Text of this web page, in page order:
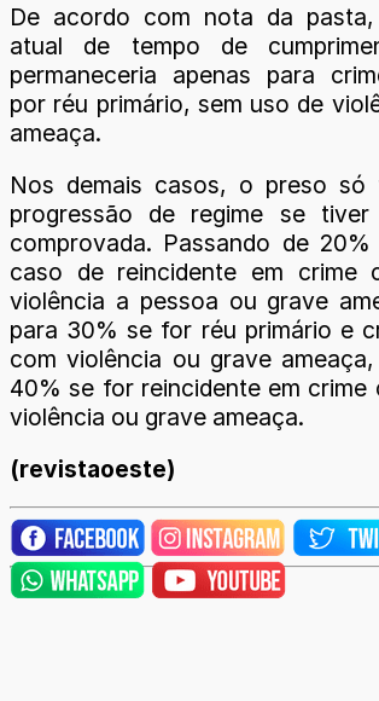
De acordo com nota da
atual de tempo de
permaneceria apenas para
por réu primário, sem uso de
ameaça.
Nos demais casos, o preso só
progressão de regime se
comprovada. Passando de
caso de reincidente em crime
violência a pessoa ou grave
para 30% se for réu primário e
com violência ou grave
40% se for reincidente em crime
violência ou grave ameaça.
(revistaoeste)